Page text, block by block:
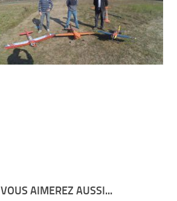
VOUS AIMEREZ AUSSI...